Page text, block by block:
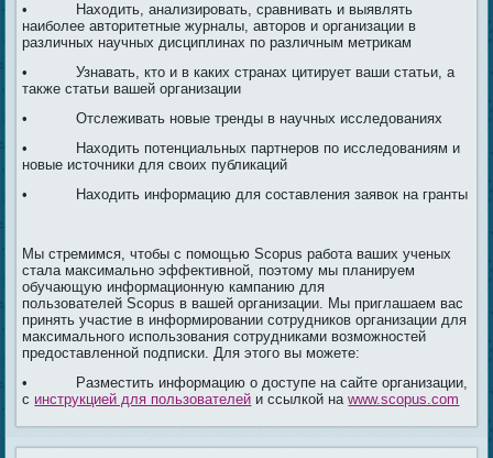
• Находить, анализировать, сравнивать и выявлять
наиболее авторитетные журналы, авторов и организации в
различных научных дисциплинах по различным метрикам
• Узнавать, кто и в каких странах цитирует ваши статьи, а
также статьи вашей организации
• Отслеживать новые тренды в научных исследованиях
• Находить потенциальных партнеров по исследованиям и
новые источники для своих публикаций
• Находить информацию для составления заявок на гранты
Мы стремимся, чтобы с помощью Scopus работа ваших ученых
стала максимально эффективной, поэтому мы планируем
обучающую информационную кампанию для
пользователей Scopus в вашей организации. Мы приглашаем вас
принять участие в информировании сотрудников организации для
максимального использования сотрудниками возможностей
предоставленной подписки. Для этого вы можете:
• Разместить информацию о доступе на сайте организации,
с инструкцией для пользователей и ссылкой наwww.scopus.com